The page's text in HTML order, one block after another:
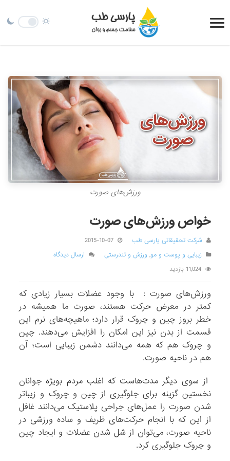
ورزش‌های صورت
خواص ورزش‌های صورت
شرکت تحقیقاتی پارسی طب
2015-10-07
زیبایی و پوست و مو, ورزش و تندرستی
ارسال دیدگاه
11,024 بازدید
ورزش‌های صورت : با وجود عضلات بسیار زیادی که
کمتر در معرض حرکت هستند، صورت ما همیشه در
خطر بروز چین و چروک قرار دارد؛ ماهیچه‌های نرم این
قسمت از بدن نیز این امکان را افزایش می‌دهند. چین
و چروک هم که همه می‌دانند دشمن زیبایی است؛ آن
هم در ناحیه صورت.
از سوی دیگر مدت‌هاست که اغلب مردم بویژه جوانان
نخستین گزینه برای جلوگیری از چین و چروک و زیباتر
شدن صورت را عمل‌های جراحی پلاستیک می‌دانند غافل
از این که با انجام حرکت‌های ظریف و ساده ورزشی در
ناحیه صورت، می‌توان از شل شدن عضلات و ایجاد چین
و چروک جلوگیری کرد.